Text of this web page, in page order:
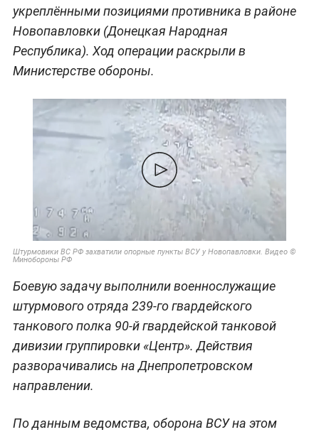
укреплёнными позициями противника в районе
Новопавловки (Донецкая Народная
Республика). Ход операции раскрыли в
Министерстве обороны.
Штурмовики ВС РФ захватили опорные пункты ВСУ у Новопавловки. Видео ©
Минобороны РФ
Боевую задачу выполнили военнослужащие
штурмового отряда 239-го гвардейского
танкового полка 90-й гвардейской танковой
дивизии группировки «Центр». Действия
разворачивались на Днепропетровском
направлении.
По данным ведомства, оборона ВСУ на этом